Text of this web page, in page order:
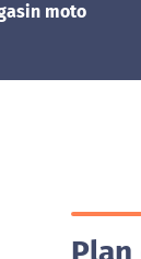
moto